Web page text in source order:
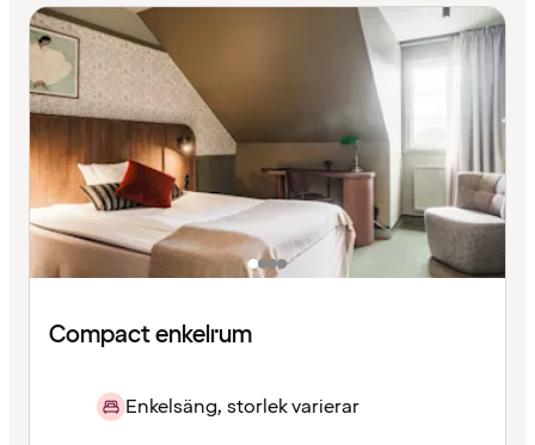
Compact enkelrum
Enkelsäng, storlek varierar